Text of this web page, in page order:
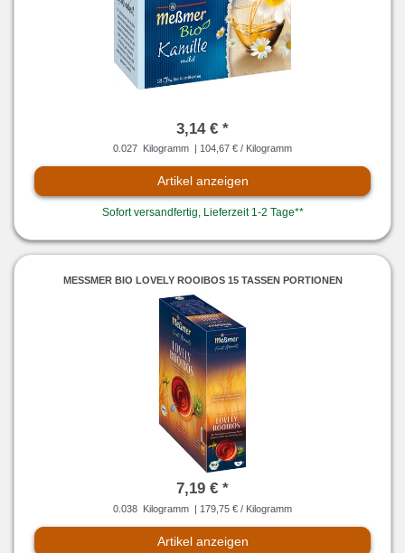
3,14 € *
0.027 Kilogramm | 104,67 € / Kilogramm
Artikel anzeigen
Sofort versandfertig, Lieferzeit 1-2 Tage**
MESSMER BIO LOVELY ROOIBOS 15 TASSEN PORTIONEN
7,19 € *
0.038 Kilogramm | 179,75 € / Kilogramm
Artikel anzeigen